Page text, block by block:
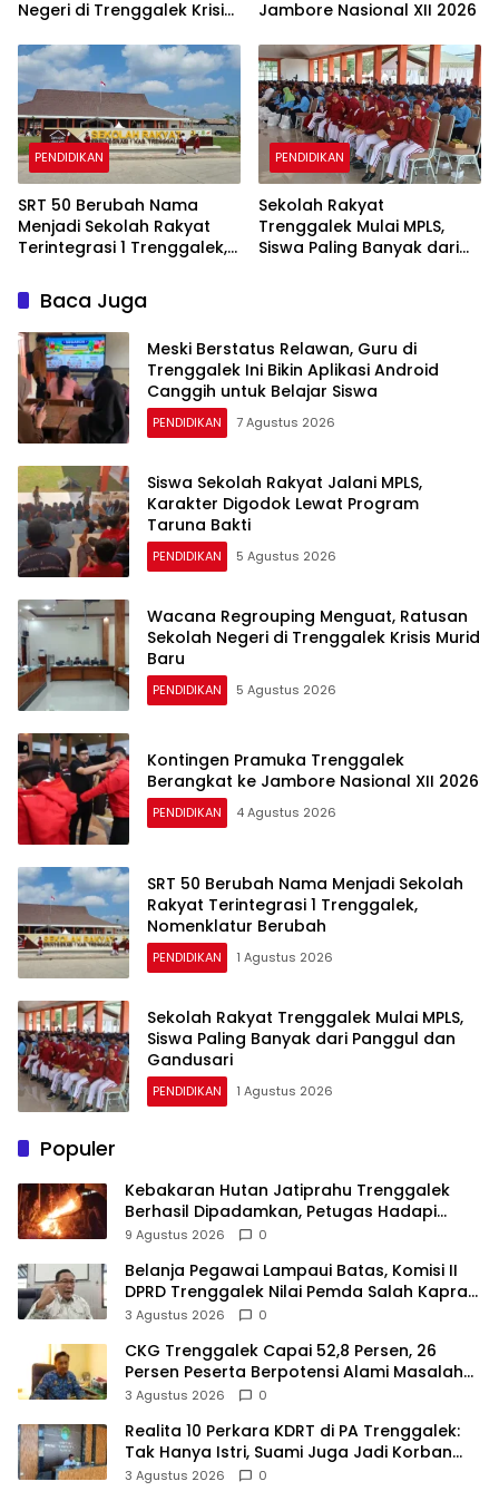
Negeri di Trenggalek Krisis
Jambore Nasional XII 2026
PENDIDIKAN
SRT 50 Berubah Nama
Menjadi Sekolah Rakyat
Terintegrasi 1 Trenggalek,
PENDIDIKAN
Sekolah Rakyat
Trenggalek Mulai MPLS,
Siswa Paling Banyak dari
Baca Juga
Meski Berstatus Relawan, Guru di
Trenggalek Ini Bikin Aplikasi Android
Canggih untuk Belajar Siswa
PENDIDIKAN 7 Agustus 2026
Siswa Sekolah Rakyat Jalani MPLS,
Karakter Digodok Lewat Program
Taruna Bakti
PENDIDIKAN 5 Agustus 2026
Wacana Regrouping Menguat, Ratusan
Sekolah Negeri di Trenggalek Krisis Murid
Baru
PENDIDIKAN 5 Agustus 2026
Kontingen Pramuka Trenggalek
Berangkat ke Jambore Nasional XII 2026
PENDIDIKAN 4 Agustus 2026
SRT 50 Berubah Nama Menjadi Sekolah
Rakyat Terintegrasi 1 Trenggalek,
Nomenklatur Berubah
PENDIDIKAN 1 Agustus 2026
Sekolah Rakyat Trenggalek Mulai MPLS,
Siswa Paling Banyak dari Panggul dan
Gandusari
PENDIDIKAN 1 Agustus 2026
Populer
Kebakaran Hutan Jatiprahu Trenggalek
Berhasil Dipadamkan, Petugas Hadapi
Medan Sulit
9 Agustus 2026 0
Belanja Pegawai Lampaui Batas, Komisi II
DPRD Trenggalek Nilai Pemda Salah Kaprah
dalam Perencanaan
3 Agustus 2026 0
CKG Trenggalek Capai 52,8 Persen, 26
Persen Peserta Berpotensi Alami Masalah
Kejiwaan
3 Agustus 2026 0
Realita 10 Perkara KDRT di PA Trenggalek:
Tak Hanya Istri, Suami Juga Jadi Korban
Kekerasan
3 Agustus 2026 0